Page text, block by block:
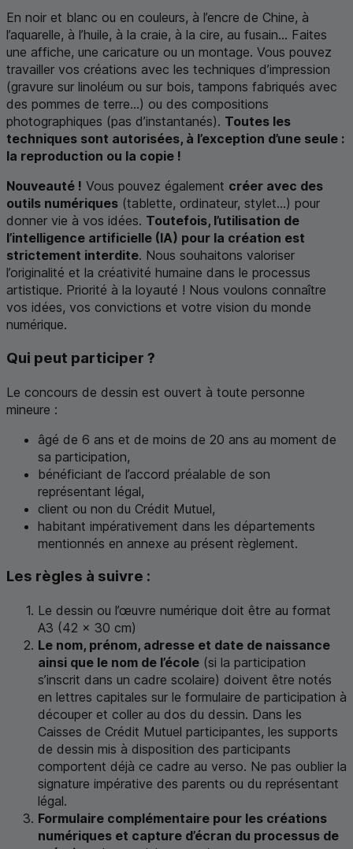
En noir et blanc ou en couleurs, à l’encre de Chine, à
l’aquarelle, à l’huile, à la craie, à la cire, au fusain... Faites
une affiche, une caricature ou un montage. Vous pouvez
travailler vos créations avec les techniques d’impression
(gravure sur linoléum ou sur bois, tampons fabriqués avec
des pommes de terre...) ou des compositions
photographiques (pas d’instantanés). Toutes les
techniques sont autorisées, à l’exception d’une seule :
la reproduction ou la copie !
Nouveauté ! Vous pouvez également créer avec des
outils numériques (tablette, ordinateur, stylet...) pour
donner vie à vos idées. Toutefois, l’utilisation de
l’intelligence artificielle (IA) pour la création est
strictement interdite. Nous souhaitons valoriser
l’originalité et la créativité humaine dans le processus
artistique. Priorité à la loyauté ! Nous voulons connaître
vos idées, vos convictions et votre vision du monde
numérique.
Qui peut participer ?
Le concours de dessin est ouvert à toute personne
mineure :
âgé de 6 ans et de moins de 20 ans au moment de
sa participation,
bénéficiant de l’accord préalable de son
représentant légal,
client ou non du Crédit Mutuel,
habitant impérativement dans les départements
mentionnés en annexe au présent règlement.
Les règles à suivre :
Le dessin ou l’œuvre numérique doit être au format
A3 (42 x 30 cm)
Le nom, prénom, adresse et date de naissance
ainsi que le nom de l’école (si la participation
s’inscrit dans un cadre scolaire) doivent être notés
en lettres capitales sur le formulaire de participation à
découper et coller au dos du dessin. Dans les
Caisses de Crédit Mutuel participantes, les supports
de dessin mis à disposition des participants
comportent déjà ce cadre au verso. Ne pas oublier la
signature impérative des parents ou du représentant
légal.
Formulaire complémentaire pour les créations
numériques et capture d’écran du processus de